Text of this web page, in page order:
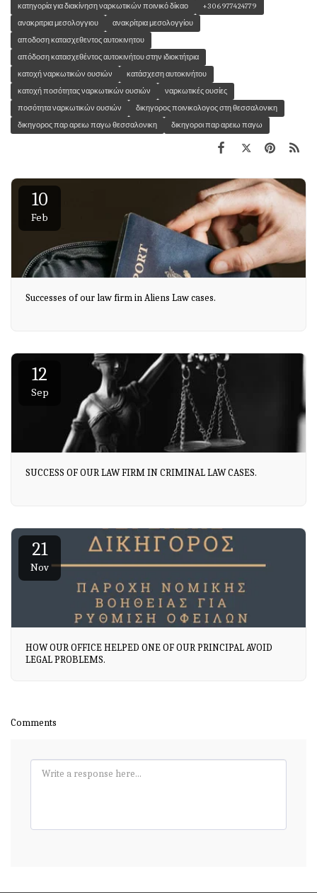
κατηγορία για διακίνηση ναρκωτικών ποινικό δίκαο
+306977424779
ανακριτρια μεσολογγιου
ανακρίτρια μεσολογγίου
αποδοση κατασχεθεντος αυτοκινητου
απόδοση κατασχεθέντος αυτοκινήτου στην ιδιοκτήτρια
κατοχή ναρκωτικών ουσιών
κατάσχεση αυτοκινήτου
κατοχή ποσότητας ναρκωτικών ουσιών
ναρκωτικές ουσίες
ποσότητα ναρκωτικών ουσιών
δικηγορος ποινικολογος στη θεσσαλονικη
δικηγορος παρ αρειω παγω θεσσαλονικη
δικηγοροι παρ αρειω παγω
10
Feb
Successes of our law firm in Aliens Law cases.
12
Sep
SUCCESS OF OUR LAW FIRM IN CRIMINAL LAW CASES.
21
Nov
HOW OUR OFFICE HELPED ONE OF OUR PRINCIPAL AVOID
LEGAL PROBLEMS.
Comments